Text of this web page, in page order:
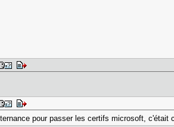
pour passer les certifs microsoft, c'était